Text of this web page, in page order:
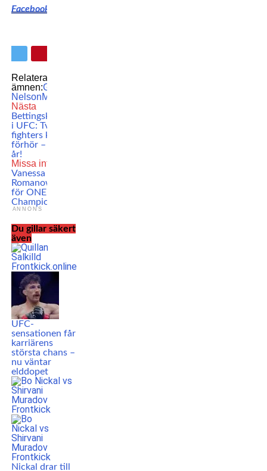
Facebook
Relaterade
ämnen:Gunnar
NelsonMMA
Nästa
Bettingskandalen
i UFC: Två
fighters klara för
förhör – efter två
år!
Missa inte
Vanessa
Romanowski klar
för ONE
Championship!
ANNONS
Du gillar säkert
även
UFC-
sensationen får
karriärens
största chans –
nu väntar
elddopet
Nickal drar till